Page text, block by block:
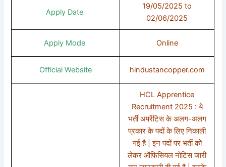
Apply Date
19/05/2025 to
02/06/2025
Apply Mode Online
Official Website hindustancopper.com
HCL Apprentice
Recruitment 2025 : ये
भर्ती अपरेंटिस के अलग-अलग
प्रकार के पदों के लिए निकाली
गई है | इन पदों पर भर्ती को
लेकर ऑफिसियल नोटिस जारी